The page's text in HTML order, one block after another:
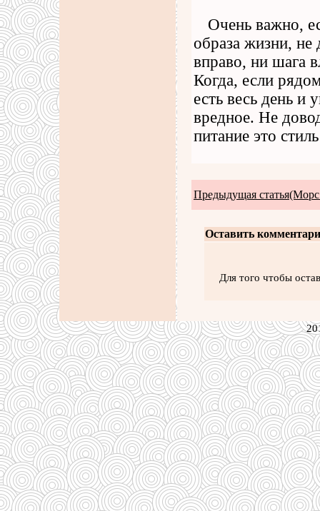
Очень важно,
образа жизни, не
вправо, ни шага
Когда, если
есть весь день и
вредное. Не
питание это
Предыдущая
Оставить
Для того чтобы